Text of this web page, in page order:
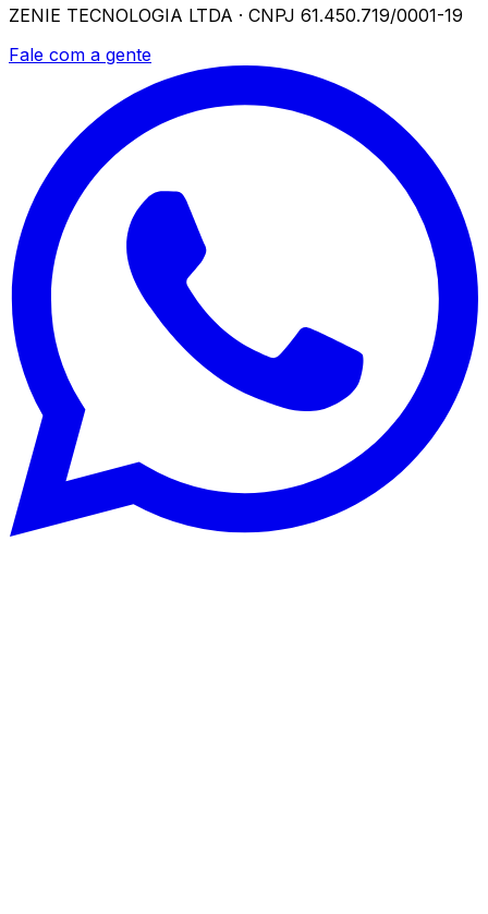
ZENIE TECNOLOGIA LTDA · CNPJ 61.450.719/0001-19
Fale com a gente